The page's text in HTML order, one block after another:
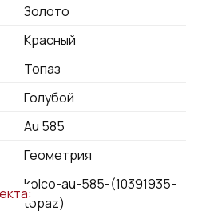
Золото
Красный
Топаз
Голубой
Au 585
Геометрия
kolco-au-585-(10391935-
topaz)